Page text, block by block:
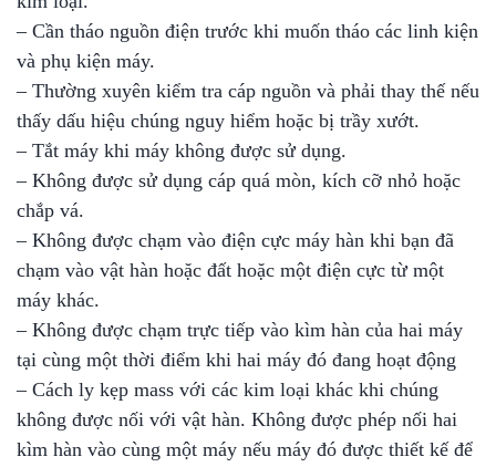
– Cần tháo nguồn điện trước khi muốn tháo các linh kiện
và phụ kiện máy.
– Thường xuyên kiểm tra cáp nguồn và phải thay thế nếu
thấy dấu hiệu chúng nguy hiểm hoặc bị trầy xướt.
– Tắt máy khi máy không được sử dụng.
– Không được sử dụng cáp quá mòn, kích cỡ nhỏ hoặc
chắp vá.
– Không được chạm vào điện cực máy hàn khi bạn đã
chạm vào vật hàn hoặc đất hoặc một điện cực từ một
máy khác.
– Không được chạm trực tiếp vào kìm hàn của hai máy
tại cùng một thời điểm khi hai máy đó đang hoạt động
– Cách ly kẹp mass với các kim loại khác khi chúng
không được nối với vật hàn. Không được phép nối hai
kìm hàn vào cùng một máy nếu máy đó được thiết kế để